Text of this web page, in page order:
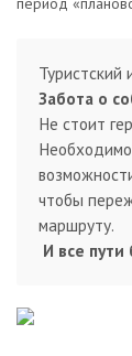
Забота о
Не стоит
Необходимо
чтобы
маршруту.
И все